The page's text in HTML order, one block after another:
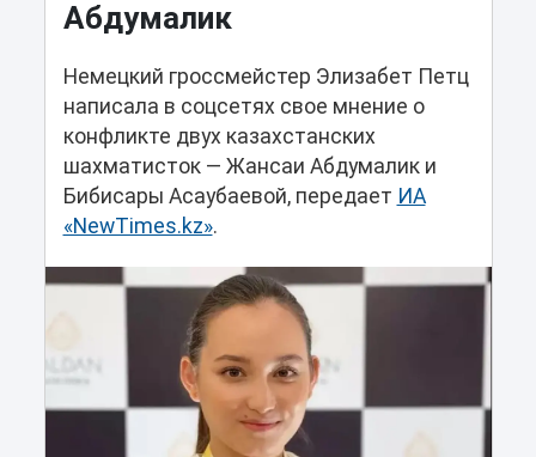
Абдумалик
Немецкий гроссмейстер Элизабет Петц
написала в соцсетях свое мнение о
конфликте двух казахстанских
шахматисток — Жансаи Абдумалик и
Бибисары Асаубаевой, передает ИА
«NewTimes.kz».